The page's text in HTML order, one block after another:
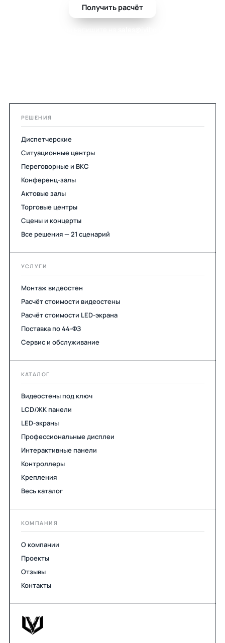
Получить расчёт
РЕШЕНИЯ
Диспетчерские
Ситуационные центры
Переговорные и ВКС
Конференц-залы
Актовые залы
Торговые центры
Сцены и концерты
Все решения — 21 сценарий
УСЛУГИ
Монтаж видеостен
Расчёт стоимости видеостены
Расчёт стоимости LED-экрана
Поставка по 44-ФЗ
Сервис и обслуживание
КАТАЛОГ
Видеостены под ключ
LCD/ЖК панели
LED-экраны
Профессиональные дисплеи
Интерактивные панели
Контроллеры
Крепления
Весь каталог
КОМПАНИЯ
О компании
Проекты
Отзывы
Контакты